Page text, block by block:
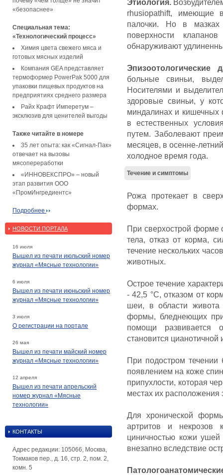
«безопаснее»
Специальная тема:
«Технологический процесс»
Химия цвета свежего мяса и
готовых мясных изделий
Компания GEA представляет
термоформер PowerPak 5000 для
упаковки пищевых продуктов на
предприятиях среднего размера
Райх Крафт Имперетум –
эксклюзив для ценителей выгоды
Также читайте в номере
35 лет опыта: как «Сигнал-Пак»
отвечает на вызовы
мясопереработки
«ИННОВЕКСПРО» – новый
этап развития ООО
«ПромИнгредиентс»
Подробнее
НОВОСТИ ПОРТАЛА
16 июля
Вышел из печати июльский номер
журнал «Мясные технологии»
6 июля
Вышел из печати июньский номер
журнал «Мясные технологии»
3 июля
О регистрации на портале
26 мая
Вышел из печати майский номер
журнал «Мясные технологии»
12 апреля
Вышел из печати апрельский
номер журнал «Мясные
технологии»
КОНТАКТЫ
Адрес редакции: 105066, Москва,
Токмаков пер., д. 16, стр. 2, пом. 2,
комн. 5
Этиология.
rhusiopathift, имеющие
палочки. Но в
поверхности
обнаруживают
больные свиньи,
Носителями и
здоровые свиньи, у
миндалинах и кишечных
в естественных
путем. Заболевают
месяцев, в осенне-
холодное время года.
Течение и симптомы
Рожа протекает в
формах.
При сверхострой форме
тела, отказ от корма,
течение нескольких
животных.
Острое течение
- 42,5 °С, отказом от
шеи, в области живота
формы, бледнеющих
помощи развивается
становится цианотичной
При подостром течении
появлением на коже
припухлости, которая
местах их расположения
Для хронической
артритов и некрозов
циничностью кожи
внезапно вследствие